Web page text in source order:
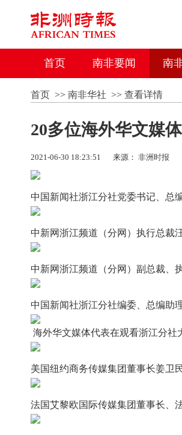
首页 南非要闻 南
首页>> 南非华社 >> 查看详情
20多位海外华文媒
2021-06-30 18:23:51 来源： 非洲时报
中国新闻社浙江分社党委书记、总
中新网浙江频道（分网）执行总裁
中新网浙江频道（分网）副总裁、
中国新闻社浙江分社编委、总编助
海外华文媒体代表在观看浙江分社
美国纽约商务传媒集团董事长姜卫
法国艾黎欧国际传媒集团董事长、